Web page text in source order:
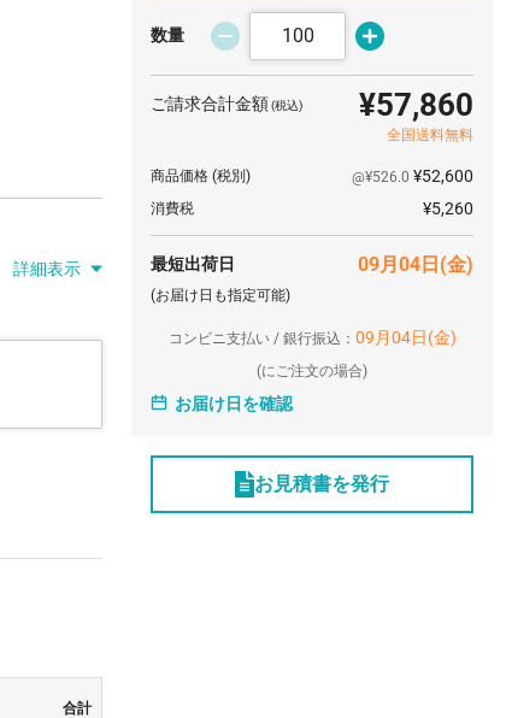
詳細表示
合計
数量
ご請求合計金額(税込) ¥57,860
全国送料無料
商品価格 (税別) @¥526.0 ¥52,600
消費税 ¥5,260
最短出荷日 09月04日(金)
(お届け日も指定可能)
コンビニ支払い / 銀行振込： 09月04日(金)
(にご注文の場合)
お届け日を確認
お見積書を発行